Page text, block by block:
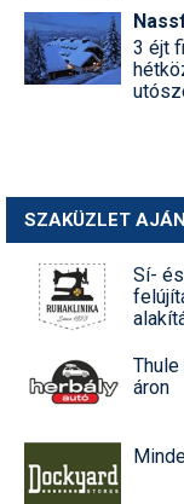
3 éjt
SZAKÜZLET
Sí-
áron